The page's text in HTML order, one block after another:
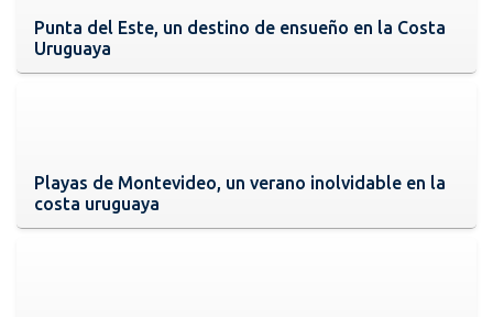
Punta del Este, un destino de ensueño en la Costa
Uruguaya
Playas de Montevideo, un verano inolvidable en la
costa uruguaya